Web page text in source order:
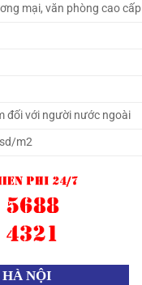
mại, văn phòng cao
đối với người nước ngoài
m2
HÀ NỘI